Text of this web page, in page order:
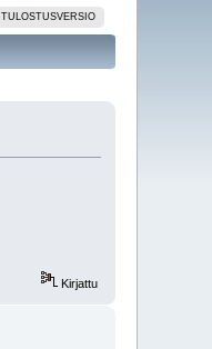
TULOSTUSVERSIO
Kirjattu